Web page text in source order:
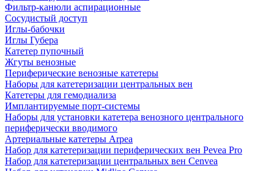
Фильтр-канюли аспирационные
Сосудистый доступ
Иглы-бабочки
Иглы Губера
Катетер пупочный
Жгуты венозные
Периферические венозные катетеры
Наборы для катетеризации центральных вен
Катетеры для гемодиализа
Имплантируемые порт‑системы
Наборы для установки катетера венозного центрального
периферически вводимого
Артериальные катетеры Arpea
Набор для катетеризации периферических вен Pevea Pro
Набор для катетеризации центральных вен Cenvea